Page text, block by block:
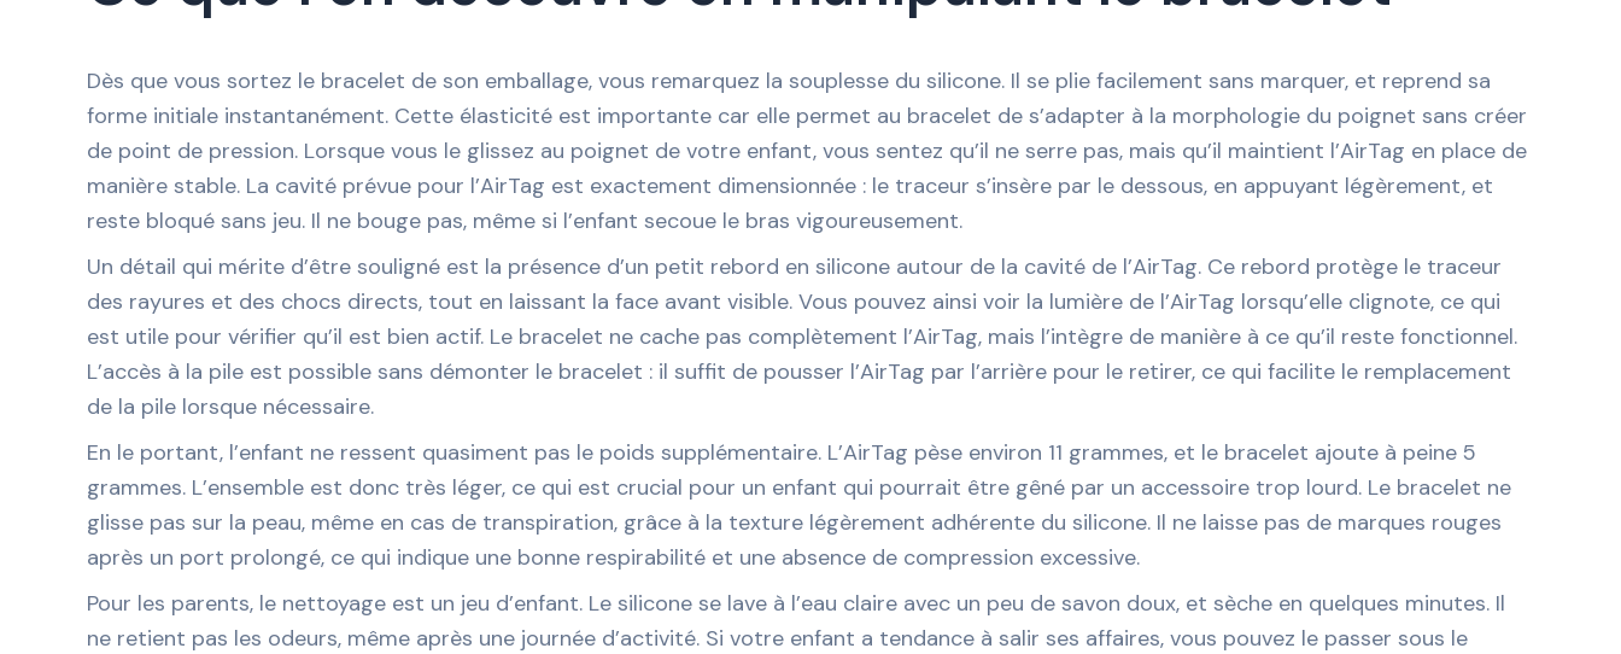
Dès que vous sortez le bracelet de son emballage, vous remarquez la souplesse du silicone. Il se plie facilement sans marquer, et reprend sa
forme initiale instantanément. Cette élasticité est importante car elle permet au bracelet de s’adapter à la morphologie du poignet sans créer
de point de pression. Lorsque vous le glissez au poignet de votre enfant, vous sentez qu’il ne serre pas, mais qu’il maintient l’AirTag en place de
manière stable. La cavité prévue pour l’AirTag est exactement dimensionnée : le traceur s’insère par le dessous, en appuyant légèrement, et
reste bloqué sans jeu. Il ne bouge pas, même si l’enfant secoue le bras vigoureusement.
Un détail qui mérite d’être souligné est la présence d’un petit rebord en silicone autour de la cavité de l’AirTag. Ce rebord protège le traceur
des rayures et des chocs directs, tout en laissant la face avant visible. Vous pouvez ainsi voir la lumière de l’AirTag lorsqu’elle clignote, ce qui
est utile pour vérifier qu’il est bien actif. Le bracelet ne cache pas complètement l’AirTag, mais l’intègre de manière à ce qu’il reste fonctionnel.
L’accès à la pile est possible sans démonter le bracelet : il suffit de pousser l’AirTag par l’arrière pour le retirer, ce qui facilite le remplacement
de la pile lorsque nécessaire.
En le portant, l’enfant ne ressent quasiment pas le poids supplémentaire. L’AirTag pèse environ 11 grammes, et le bracelet ajoute à peine 5
grammes. L’ensemble est donc très léger, ce qui est crucial pour un enfant qui pourrait être gêné par un accessoire trop lourd. Le bracelet ne
glisse pas sur la peau, même en cas de transpiration, grâce à la texture légèrement adhérente du silicone. Il ne laisse pas de marques rouges
après un port prolongé, ce qui indique une bonne respirabilité et une absence de compression excessive.
Pour les parents, le nettoyage est un jeu d’enfant. Le silicone se lave à l’eau claire avec un peu de savon doux, et sèche en quelques minutes. Il
ne retient pas les odeurs, même après une journée d’activité. Si votre enfant a tendance à salir ses affaires, vous pouvez le passer sous le